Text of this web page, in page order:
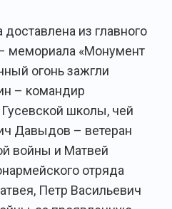
из главного
мемориала «Монумент
огонь зажгли
– командир
школы, чей
Давыдов – ветеран
войны и Матвей
отряда
Петр Васильевич